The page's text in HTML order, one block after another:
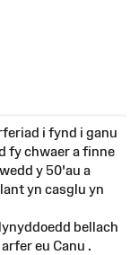
i fynd i ganu
fy chwaer a finne
y 50'au a
yn casglu yn
bellach
eu Canu .